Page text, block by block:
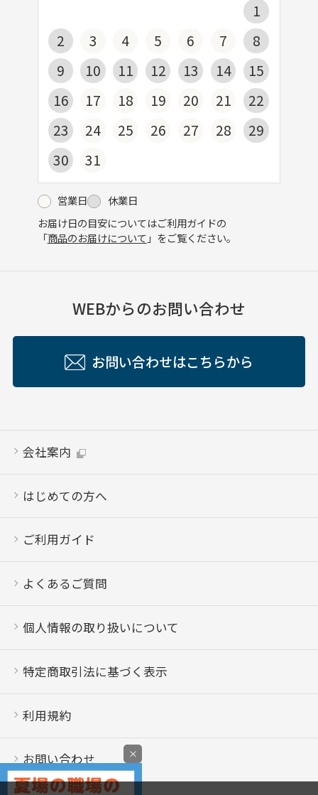
1
2
3 4 5 6 7
8
9
10 11 12 13 14
15
16
17 18 19 20 21
22
23
24 25 26 27 28
29
30
31
営業日
休業日
お届け日の目安についてはご利用ガイドの
「商品のお届けについて 」をご覧ください。
WEBからのお問い合わせ
お問い合わせはこちらから
会社案内
はじめての方へ
ご利用ガイド
よくあるご質問
個人情報の取り扱いについて
特定商取引法に基づく表示
利用規約
お問い合わせ ×